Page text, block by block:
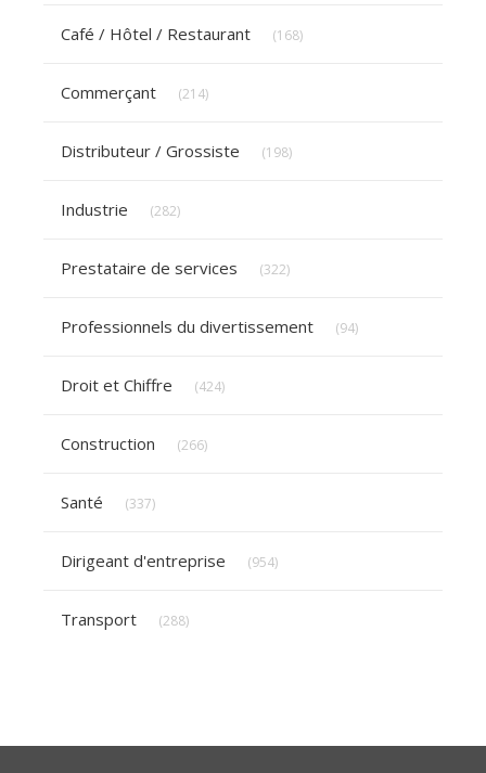
Café / Hôtel / Restaurant (168)
Commerçant (214)
Distributeur / Grossiste (198)
Industrie (282)
Prestataire de services (322)
Professionnels du divertissement (94)
Droit et Chiffre (424)
Construction (266)
Santé (337)
Dirigeant d'entreprise (954)
Transport (288)